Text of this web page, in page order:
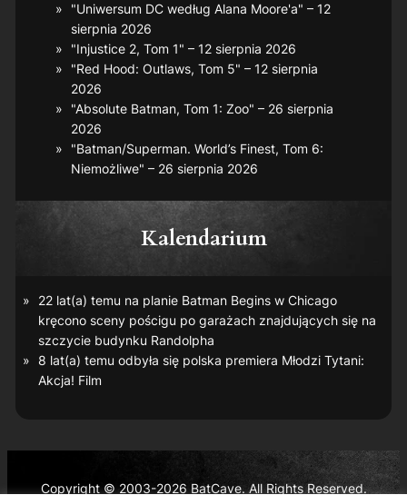
"Uniwersum DC według Alana Moore'a" – 12
sierpnia 2026
"Injustice 2, Tom 1" – 12 sierpnia 2026
"Red Hood: Outlaws, Tom 5" – 12 sierpnia
2026
"Absolute Batman, Tom 1: Zoo" – 26 sierpnia
2026
"Batman/Superman. World’s Finest, Tom 6:
Niemożliwe" – 26 sierpnia 2026
Kalendarium
22 lat(a) temu na planie Batman Beginsw Chicago
kręcono sceny pościgu po garażach znajdujących się na
szczycie budynku Randolpha
8 lat(a) temu odbyła się polska premiera Młodzi Tytani:
Akcja! Film
Copyright © 2003-2026 BatCave. All Rights Reserved.